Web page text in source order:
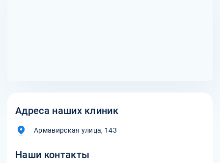
Адреса наших клиник
Армавирская улица, 143
Наши контакты